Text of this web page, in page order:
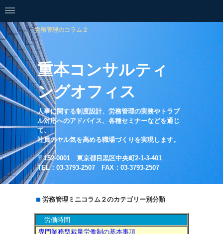
労務管理のコラム２
重本コンサルティ
ングオフィス
人事に関する制度設計、労務管理の実務やトラブ
ル対応へのアドバイス、各種セミナーなどを通じ
て、
社員のヤル気を高める職場づくりを実現します。
〒152-0001 東京都目黒区中央町2-1-3-401
TEL：03-3793-2507 FAX：03-3793-2507
労務管理ミニコラム２のカテゴリー別分類
労働時間
専門業務型裁量労働制の基本事項